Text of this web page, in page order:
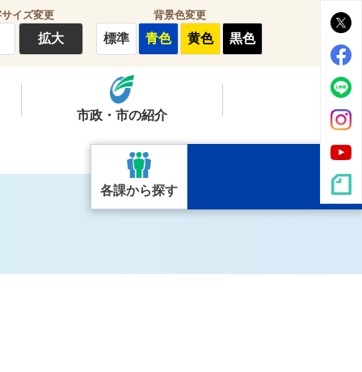
イズ変更
拡大
背景色変更
標準 青色 黄色 黒色
市政・市の紹介
各課から探す